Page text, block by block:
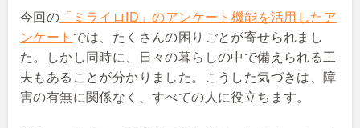
今回の 「ミライロID」のアンケート機能を活用したア
ンケート では、たくさんの困りごとが寄せられまし
た。しかし同時に、日々の暮らしの中で備えられる工
夫もあることが分かりました。こうした気づきは、障
害の有無に関係なく、すべての人に役立ちます。